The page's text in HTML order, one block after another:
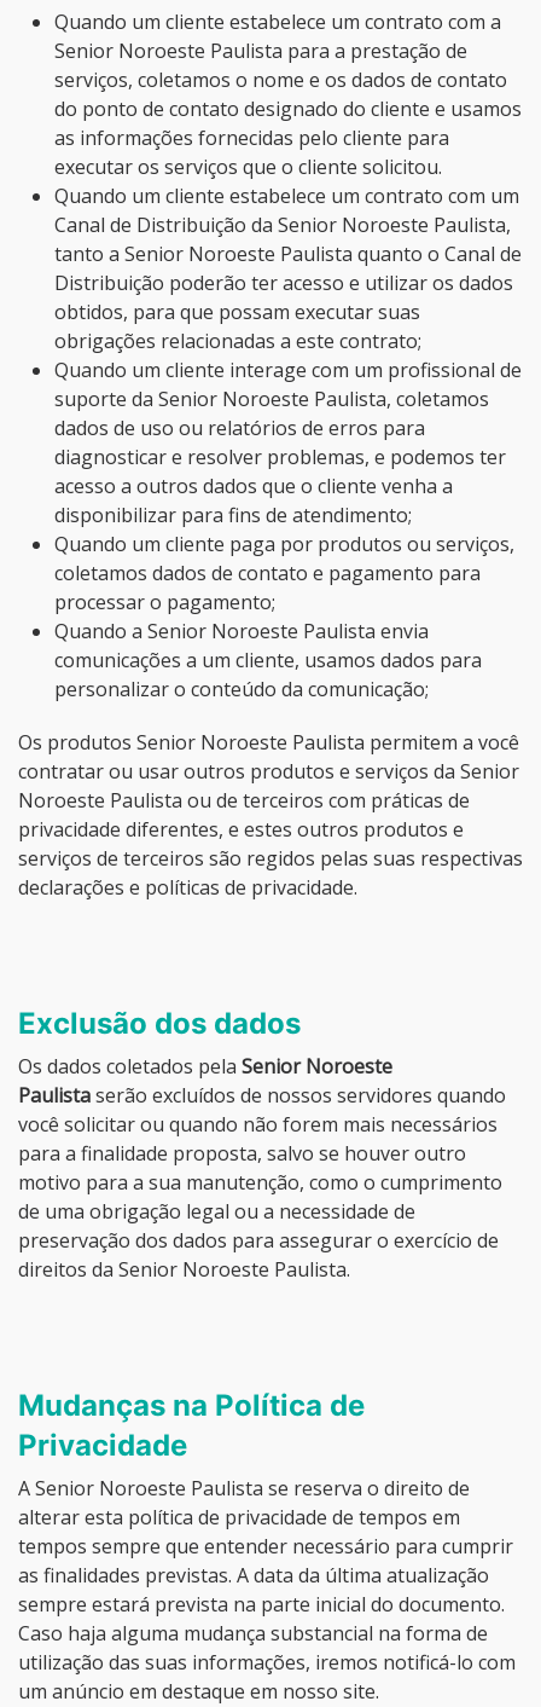
Quando um cliente estabelece um contrato com a
Senior Noroeste Paulista para a prestação de
serviços, coletamos o nome e os dados de contato
do ponto de contato designado do cliente e usamos
as informações fornecidas pelo cliente para
executar os serviços que o cliente solicitou.
Quando um cliente estabelece um contrato com um
Canal de Distribuição da Senior Noroeste Paulista,
tanto a Senior Noroeste Paulista quanto o Canal de
Distribuição poderão ter acesso e utilizar os dados
obtidos, para que possam executar suas
obrigações relacionadas a este contrato;
Quando um cliente interage com um profissional de
suporte da Senior Noroeste Paulista, coletamos
dados de uso ou relatórios de erros para
diagnosticar e resolver problemas, e podemos ter
acesso a outros dados que o cliente venha a
disponibilizar para fins de atendimento;
Quando um cliente paga por produtos ou serviços,
coletamos dados de contato e pagamento para
processar o pagamento;
Quando a Senior Noroeste Paulista envia
comunicações a um cliente, usamos dados para
personalizar o conteúdo da comunicação;
Os produtos Senior Noroeste Paulista permitem a você
contratar ou usar outros produtos e serviços da Senior
Noroeste Paulista ou de terceiros com práticas de
privacidade diferentes, e estes outros produtos e
serviços de terceiros são regidos pelas suas respectivas
declarações e políticas de privacidade.
Exclusão dos dados
Os dados coletados pela Senior Noroeste
Paulistaserão excluídos de nossos servidores quando
você solicitar ou quando não forem mais necessários
para a finalidade proposta, salvo se houver outro
motivo para a sua manutenção, como o cumprimento
de uma obrigação legal ou a necessidade de
preservação dos dados para assegurar o exercício de
direitos da Senior Noroeste Paulista.
Mudanças na Política de
Privacidade
A Senior Noroeste Paulista se reserva o direito de
alterar esta política de privacidade de tempos em
tempos sempre que entender necessário para cumprir
as finalidades previstas. A data da última atualização
sempre estará prevista na parte inicial do documento.
Caso haja alguma mudança substancial na forma de
utilização das suas informações, iremos notificá-lo com
um anúncio em destaque em nosso site.